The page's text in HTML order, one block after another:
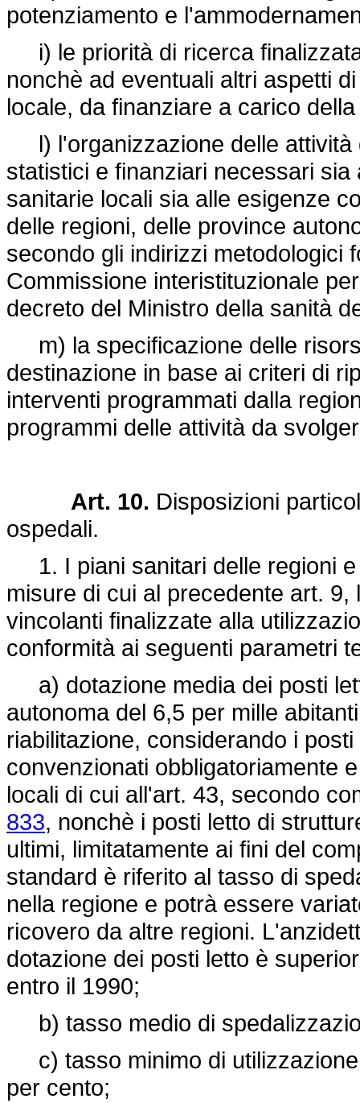
potenziamento e
i) le priorità di ricerca
nonchè ad eventuali altri aspetti
locale, da finanziare a carico
l) l'organizzazione delle attività
statistici e finanziari necessari
sanitarie locali sia alle esigenze
delle regioni, delle province
secondo gli indirizzi metodologici
Commissione interistituzionale
decreto del Ministro della sanità
m) la specificazione delle
destinazione in base ai criteri di
interventi programmati dalla
programmi delle attività da
Art. 10. Disposizioni
ospedali.
1. I piani sanitari delle regioni e
misure di cui al precedente art.
vincolanti finalizzate alla
conformità ai seguenti parametri
a) dotazione media dei posti
autonoma del 6,5 per mille
riabilitazione, considerando i
convenzionati obbligatoriamente
locali di cui all'art. 43, secondo
833, nonchè i posti letto di
ultimi, limitatamente ai fini del
standard è riferito al tasso di
nella regione e potrà essere
ricovero da altre regioni.
dotazione dei posti letto è
entro il 1990;
b) tasso medio di
c) tasso minimo di utilizzazione
per cento;